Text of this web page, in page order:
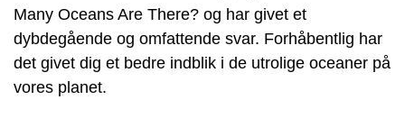
Many Oceans Are There? og har givet et
dybdegående og omfattende svar. Forhåbentlig har
det givet dig et bedre indblik i de utrolige oceaner på
vores planet.